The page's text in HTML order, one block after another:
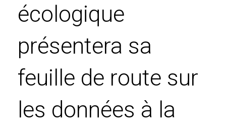
écologique
présentera sa
feuille de route sur
les données à la